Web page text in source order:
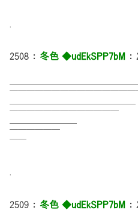
2508 ： 冬色 ◆udEkSPP7bM ：
━━━━━━━━━━━━━━━
━━━━━━━━
2509 ： 冬色 ◆udEkSPP7bM ：